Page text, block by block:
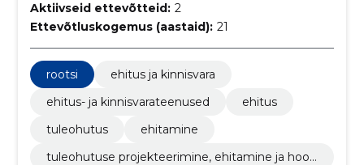
Aktiivseid ettevõtteid: 2
Ettevõtluskogemus (aastaid): 21
rootsi
ehitus ja kinnisvara
ehitus- ja kinnisvarateenused
ehitus
tuleohutus
ehitamine
tuleohutuse projekteerimine, ehitamine ja hool